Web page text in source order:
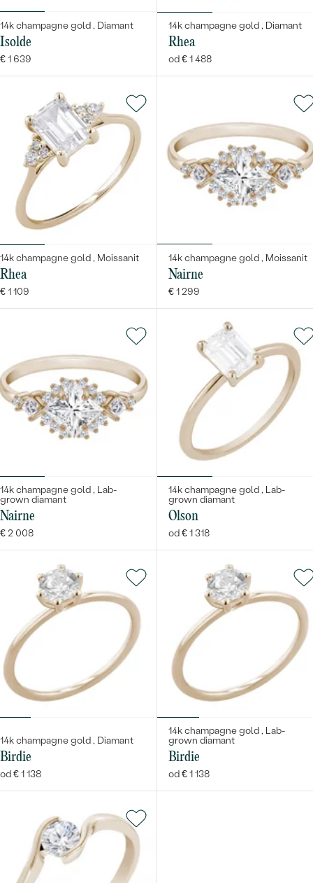
14k champagne gold , Diamant
Isolde
€ 1 639
14k champagne gold , Diamant
Rhea
od € 1 488
14k champagne gold , Moissanit
Rhea
€ 1 109
14k champagne gold , Moissanit
Nairne
€ 1 299
14k champagne gold , Lab-
grown diamant
Nairne
€ 2 008
14k champagne gold , Lab-
grown diamant
Olson
od € 1 318
14k champagne gold , Diamant
Birdie
od € 1 138
14k champagne gold , Lab-
grown diamant
Birdie
od € 1 138